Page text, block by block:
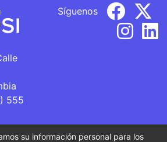
555
Síguenos
su información personal para los